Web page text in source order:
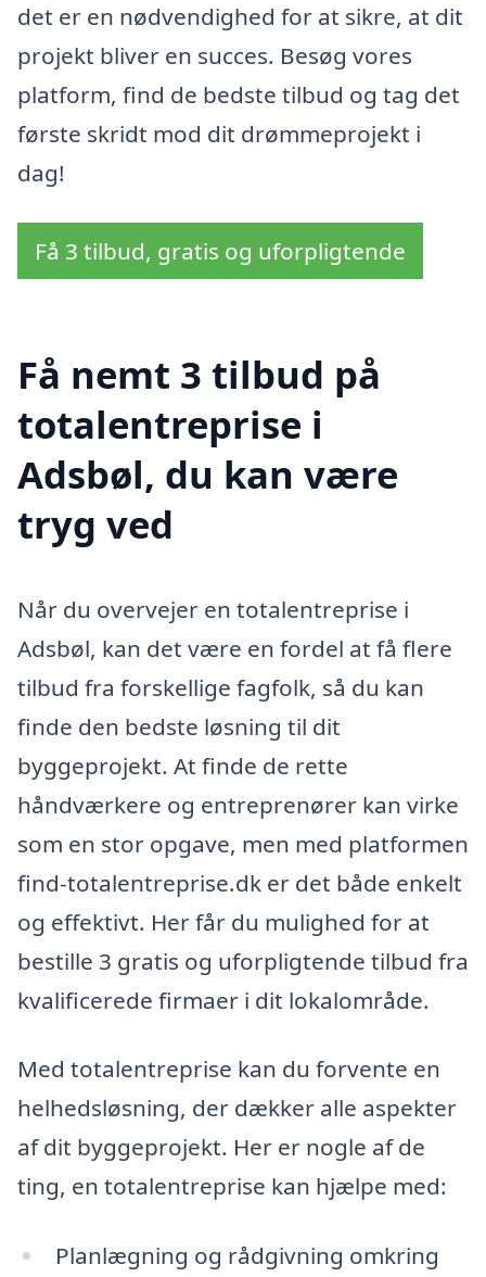
det er en nødvendighed for at sikre, at dit
projekt bliver en succes. Besøg vores
platform, find de bedste tilbud og tag det
første skridt mod dit drømmeprojekt i
dag!
Få 3 tilbud, gratis og uforpligtende
Få nemt 3 tilbud på
totalentreprise i
Adsbøl, du kan være
tryg ved
Når du overvejer en totalentreprise i
Adsbøl, kan det være en fordel at få flere
tilbud fra forskellige fagfolk, så du kan
finde den bedste løsning til dit
byggeprojekt. At finde de rette
håndværkere og entreprenører kan virke
som en stor opgave, men med platformen
find-totalentreprise.dk er det både enkelt
og effektivt. Her får du mulighed for at
bestille 3 gratis og uforpligtende tilbud fra
kvalificerede firmaer i dit lokalområde.
Med totalentreprise kan du forvente en
helhedsløsning, der dækker alle aspekter
af dit byggeprojekt. Her er nogle af de
ting, en totalentreprise kan hjælpe med:
Planlægning og rådgivning omkring